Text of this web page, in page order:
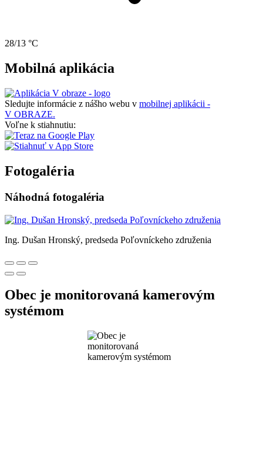
28/13 °C
Mobilná aplikácia
Sledujte informácie z nášho webu v mobilnej aplikácii -
V OBRAZE.
Voľne k stiahnutiu:
Fotogaléria
Náhodná fotogaléria
Ing. Dušan Hronský, predseda Poľovníckeho združenia
Obec je monitorovaná kamerovým
systémom